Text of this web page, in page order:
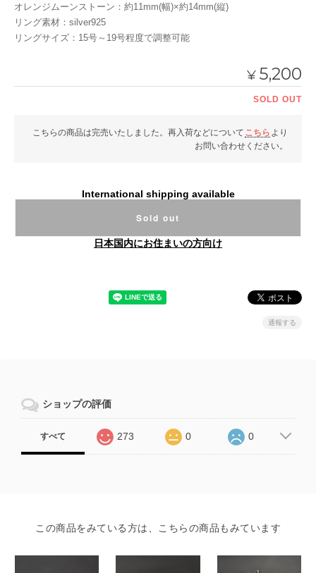
オレンジムーンストーン：約11mm(幅)×約14mm(縦)
リング素材：silver925
リングサイズ：15号～19号程度で調整可能
¥ 5,200
SOLD OUT
こちらの商品は完売いたしました。再入荷などについて こちら より
お問い合わせください。
International shipping available
Sold out
日本国内にお住まいの方向け
通報する
ショップの評価
すべて 273 0 0
この商品をみている方は、こちらの商品もみています